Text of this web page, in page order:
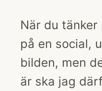
När du
på en social,
bilden, men
är ska jag